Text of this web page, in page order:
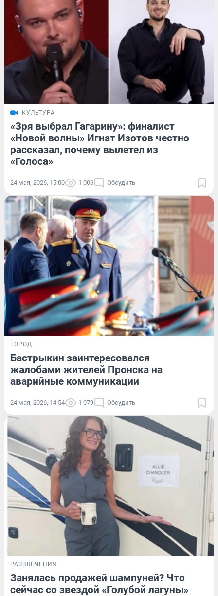
КУЛЬТУРА
«Зря выбрал Гагарину»: финалист
«Новой волны» Игнат Изотов честно
рассказал, почему вылетел из
«Голоса»
24 мая, 2026, 15:00 1 006 Обсудить
ГОРОД
Бастрыкин заинтересовался
жалобами жителей Пронска на
аварийные коммуникации
24 мая, 2026, 14:54 1 079 Обсудить
РАЗВЛЕЧЕНИЯ
Занялась продажей шампуней? Что
сейчас со звездой «Голубой лагуны»